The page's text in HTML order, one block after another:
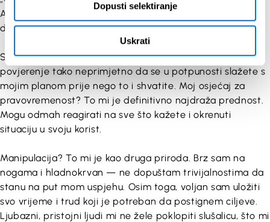
Dopusti selektiranje
Uskrati
Apsolutno volim što mogu čitati emocije i misli ljudi s
druge strane linije — kao da imam telepatske supermoći!
Strpljenje je još jedna od mojih prednosti. Mogu izgraditi
povjerenje tako neprimjetno da se u potpunosti slažete s
mojim planom prije nego to i shvatite. Moj osjećaj za
pravovremenost? To mi je definitivno najdraža prednost.
Mogu odmah reagirati na sve što kažete i okrenuti
situaciju u svoju korist.
Manipulacija? To mi je kao druga priroda. Brz sam na
nogama i hladnokrvan — ne dopuštam trivijalnostima da
stanu na put mom uspjehu. Osim toga, voljan sam uložiti
svo vrijeme i trud koji je potreban da postignem ciljeve.
Ljubazni, pristojni ljudi mi ne žele poklopiti slušalicu, što mi